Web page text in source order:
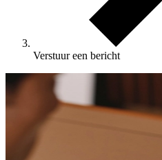
Verstuur een bericht